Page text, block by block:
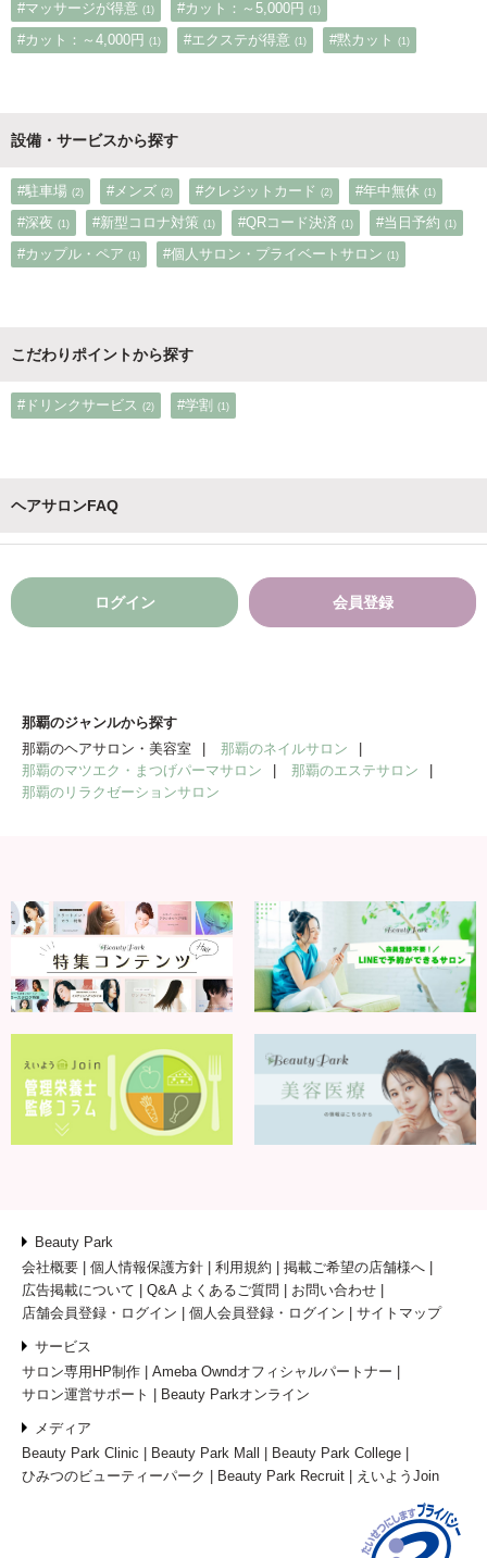
#マッサージが得意 (1) #カット：～5,000円 (1)
#カット：～4,000円 (1) #エクステが得意 (1) #黙カット (1)
設備・サービスから探す
#駐車場 (2) #メンズ (2) #クレジットカード (2) #年中無休 (1)
#深夜 (1) #新型コロナ対策 (1) #QRコード決済 (1) #当日予約 (1)
#カップル・ペア (1) #個人サロン・プライベートサロン (1)
こだわりポイントから探す
#ドリンクサービス (2) #学割 (1)
ヘアサロンFAQ
ログイン 会員登録
那覇のジャンルから探す
那覇のヘアサロン・美容室
那覇のネイルサロン
那覇のマツエク・まつげパーマサロン
那覇のエステサロン
那覇のリラクゼーションサロン
Beauty Park
会社概要
個人情報保護方針 利用規約
掲載ご希望の店舗様へ
広告掲載について
Q&A よくあるご質問
お問い合わせ
店舗会員登録・ログイン
個人会員登録・ログイン サイトマップ
サービス
サロン専用HP制作
Ameba Owndオフィシャルパートナー
サロン運営サポート
Beauty Parkオンライン
メディア
Beauty Park Clinic
Beauty Park Mall
Beauty Park College
ひみつのビューティーパーク
Beauty Park Recruit えいようJoin